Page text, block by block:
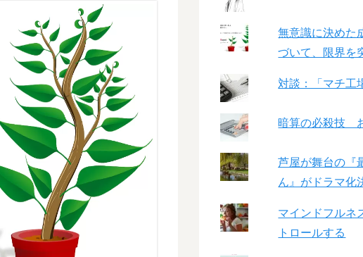
無意識に決めた
づいて、限界を
対談：「マチ工
暗算の必殺技
芦屋が舞台の『
ん』がドラマ化
マインドフルネ
トロールする